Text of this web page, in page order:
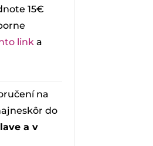
15€
link a
na
do
a v